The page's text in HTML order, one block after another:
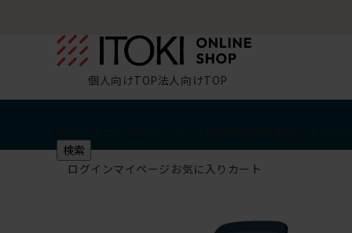
個人向けTOP法人向けTOP
検索
ログインマイページ お気に入り カート